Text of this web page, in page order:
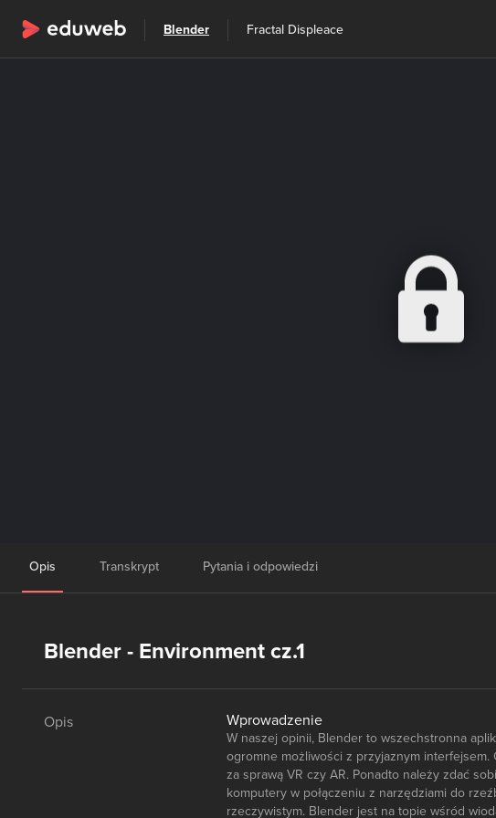
Wszystkie kategorie Szkolenia
Blender Fractal Displeace
Opis Transkrypt Pytania i odpowiedzi
Blender - Environment cz.1
Opis Wprowadzenie
W naszej opinii, Blender to wszechstronna
ogromne możliwości z przyjaznym
za sprawą VR czy AR. Ponadto należy zdać
komputery w połączeniu z narzędziami do
rzeczywistym. Blender jest na topie wśród